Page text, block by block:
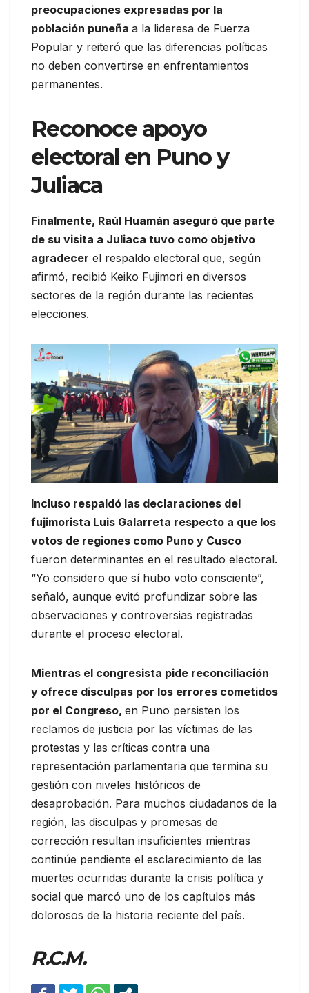
preocupaciones expresadas por la
población puneña a la lideresa de Fuerza
Popular y reiteró que las diferencias políticas
no deben convertirse en enfrentamientos
permanentes.
Reconoce apoyo
electoral en Puno y
Juliaca
Finalmente, Raúl Huamán aseguró que parte
de su visita a Juliaca tuvo como objetivo
agradecer el respaldo electoral que, según
afirmó, recibió Keiko Fujimori en diversos
sectores de la región durante las recientes
elecciones.
Incluso respaldó las declaraciones del
fujimorista Luis Galarreta respecto a que los
votos de regiones como Puno y Cusco
fueron determinantes en el resultado electoral.
“Yo considero que sí hubo voto consciente”,
señaló, aunque evitó profundizar sobre las
observaciones y controversias registradas
durante el proceso electoral.
Mientras el congresista pide reconciliación
y ofrece disculpas por los errores cometidos
por el Congreso, en Puno persisten los
reclamos de justicia por las víctimas de las
protestas y las críticas contra una
representación parlamentaria que termina su
gestión con niveles históricos de
desaprobación. Para muchos ciudadanos de la
región, las disculpas y promesas de
corrección resultan insuficientes mientras
continúe pendiente el esclarecimiento de las
muertes ocurridas durante la crisis política y
social que marcó uno de los capítulos más
dolorosos de la historia reciente del país.
R.C.M.